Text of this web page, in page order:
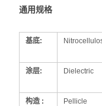
通用规格
基底:
涂层: Dielectric
构造 : Pellicle